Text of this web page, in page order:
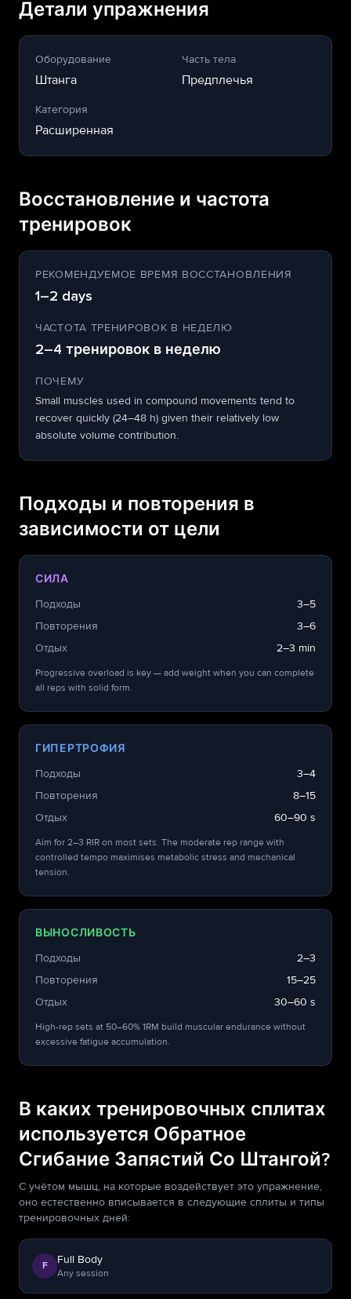
Детали упражнения
Оборудование
Штанга
Часть тела
Предплечья
Категория
Расширенная
Восстановление и частота
тренировок
РЕКОМЕНДУЕМОЕ ВРЕМЯ ВОССТАНОВЛЕНИЯ
1–2 days
ЧАСТОТА ТРЕНИРОВОК В НЕДЕЛЮ
2–4 тренировок в неделю
ПОЧЕМУ
Small muscles used in compound movements tend to
recover quickly (24–48 h) given their relatively low
absolute volume contribution.
Подходы и повторения в
зависимости от цели
СИЛА
Подходы
3–5
Повторения
3–6
Отдых
2–3 min
Progressive overload is key — add weight when you can complete
all reps with solid form.
ГИПЕРТРОФИЯ
Подходы
3–4
Повторения
8–15
Отдых
60–90 s
Aim for 2–3 RIR on most sets. The moderate rep range with
controlled tempo maximises metabolic stress and mechanical
tension.
ВЫНОСЛИВОСТЬ
Подходы
2–3
Повторения
15–25
Отдых
30–60 s
High-rep sets at 50–60% 1RM build muscular endurance without
excessive fatigue accumulation.
В каких тренировочных сплитах
используется Обратное
Сгибание Запястий Со Штангой?
С учётом мышц, на которые воздействует это упражнение,
оно естественно вписывается в следующие сплиты и типы
тренировочных дней:
F Full Body
Any session